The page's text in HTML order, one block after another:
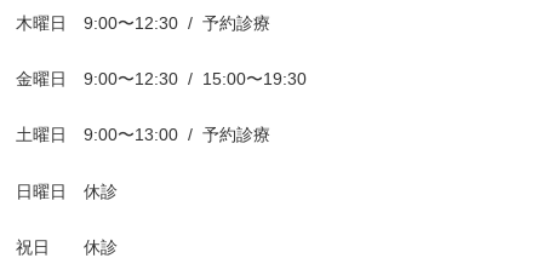
木曜日 9:00〜12:30 / 予約診療
金曜日 9:00〜12:30 / 15:00〜19:30
土曜日 9:00〜13:00 / 予約診療
日曜日 休診
祝日 休診